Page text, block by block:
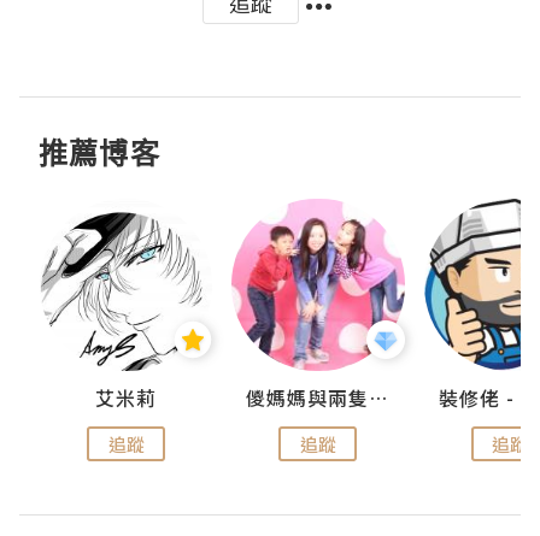
推薦博客
艾米莉
追蹤
儍媽媽與兩隻小魔怪之家
追蹤 追蹤